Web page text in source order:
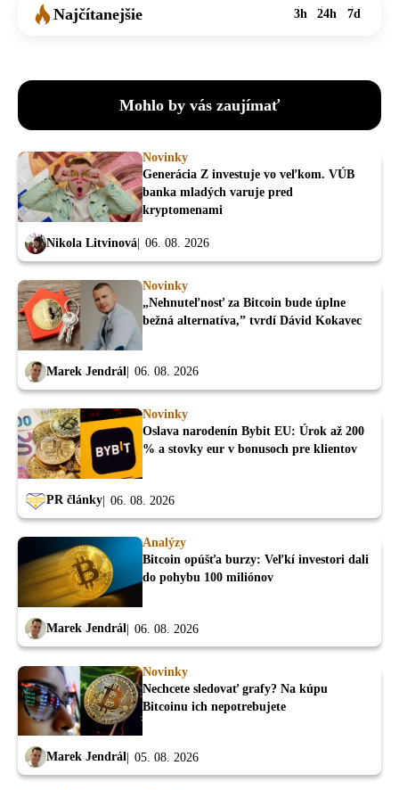
Najčítanejšie 3h 24h 7d
Mohlo by vás zaujímať
Novinky
Generácia Z investuje vo veľkom. VÚB
banka mladých varuje pred
kryptomenami
Nikola Litvinová 06. 08. 2026
Novinky
„Nehnuteľnosť za Bitcoin bude úplne
bežná alternatíva,” tvrdí Dávid Kokavec
Marek Jendrál 06. 08. 2026
Novinky
Oslava narodenín Bybit EU: Úrok až 200
% a stovky eur v bonusoch pre klientov
PR články 06. 08. 2026
Analýzy
Bitcoin opúšťa burzy: Veľkí investori dali
do pohybu 100 miliónov
Marek Jendrál 06. 08. 2026
Novinky
Nechcete sledovať grafy? Na kúpu
Bitcoinu ich nepotrebujete
Marek Jendrál 05. 08. 2026